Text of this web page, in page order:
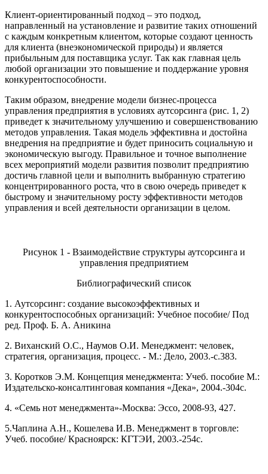
Клиент-ориентированный подход – это подход,
направленный на установление и развитие таких отношений
с каждым конкретным клиентом, которые создают ценность
для клиента (внеэкономической природы) и является
прибыльным для поставщика услуг. Так как главная цель
любой организации это повышение и поддержание уровня
конкурентоспособности.
Таким образом, внедрение модели бизнес-процесса
управления предприятия в условиях аутсорсинга (рис. 1, 2)
приведет к значительному улучшению и совершенствованию
методов управления. Такая модель эффективна и достойна
внедрения на предприятие и будет приносить социальную и
экономическую выгоду. Правильное и точное выполнение
всех мероприятий модели развития позволит предприятию
достичь главной цели и выполнить выбранную стратегию
концентрированного роста, что в свою очередь приведет к
быстрому и значительному росту эффективности методов
управления и всей деятельности организации в целом.
Рисунок 1 - Взаимодействие структуры аутсорсинга и
управления предприятием
Библиографический список
1. Аутсорсинг: создание высокоэффективных и
конкурентоспособных организаций: Учебное пособие/ Под
ред. Проф. Б. А. Аникина
2. Виханский О.С., Наумов О.И. Менеджмент: человек,
стратегия, организация, процесс. - М.: Дело, 2003.-с.383.
3. Коротков Э.М. Концепция менеджмента: Учеб. пособие М.:
Издательско-консалтинговая компания «Дека», 2004.-304с.
4. «Семь нот менеджмента»-Москва: Эссо, 2008-93, 427.
5.Чаплина А.Н., Кошелева И.В. Менеджмент в торговле:
Учеб. пособие/ Красноярск: КГТЭИ, 2003.-254с.